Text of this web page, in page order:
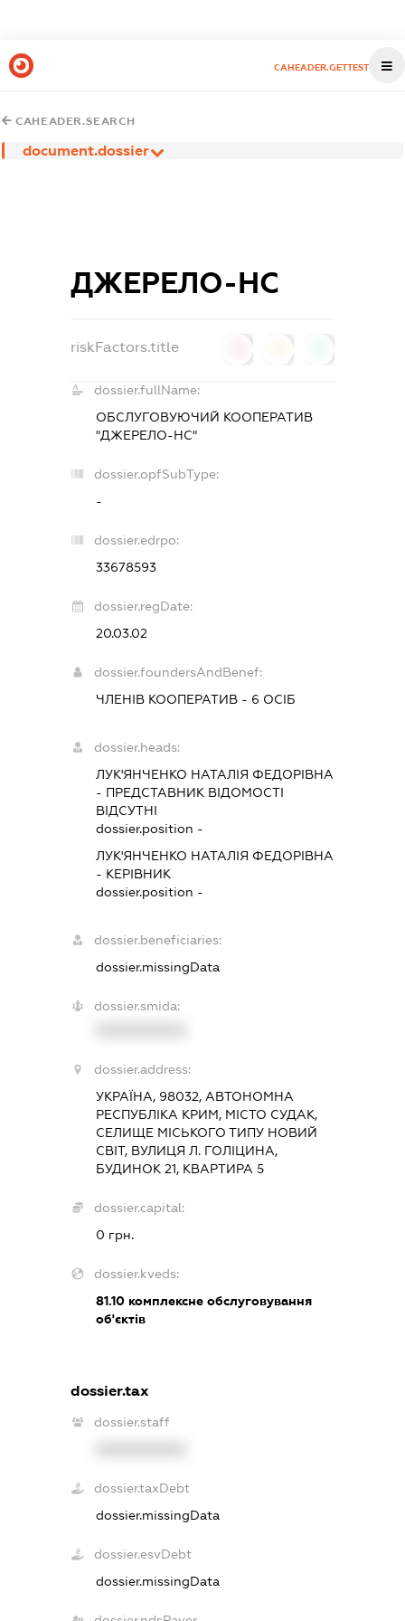
CAHEADER.GETTEST
CAHEADER.SEARCH
document.dossier
ДЖЕРЕЛО-НС
riskFactors.title
dossier.fullName:
ОБСЛУГОВУЮЧИЙ КООПЕРАТИВ
"ДЖЕРЕЛО-НС"
dossier.opfSubType:
-
dossier.edrpo:
33678593
dossier.regDate:
20.03.02
dossier.foundersAndBenef:
ЧЛЕНІВ КООПЕРАТИВ - 6 ОСІБ
dossier.heads:
ЛУК'ЯНЧЕНКО НАТАЛІЯ ФЕДОРІВНА
- ПРЕДСТАВНИКВІДОМОСТІ
ВІДСУТНІ
dossier.position -
ЛУК'ЯНЧЕНКО НАТАЛІЯ ФЕДОРІВНА
- КЕРІВНИК
dossier.position -
dossier.beneficiaries:
dossier.missingData
dossier.smida:
dossier.address:
УКРАЇНА, 98032, АВТОНОМНА
РЕСПУБЛІКА КРИМ, МІСТО СУДАК,
СЕЛИЩЕ МІСЬКОГО ТИПУ НОВИЙ
СВІТ, ВУЛИЦЯ Л. ГОЛІЦИНА,
БУДИНОК 21, КВАРТИРА 5
dossier.capital:
0 грн.
dossier.kveds:
81.10комплексне обслуговування
об'єктів
dossier.tax
dossier.staff
dossier.taxDebt
dossier.missingData
dossier.esvDebt
dossier.missingData